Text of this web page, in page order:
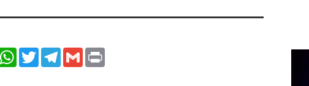
WhatsApp
TwitterTelegram
Gmail